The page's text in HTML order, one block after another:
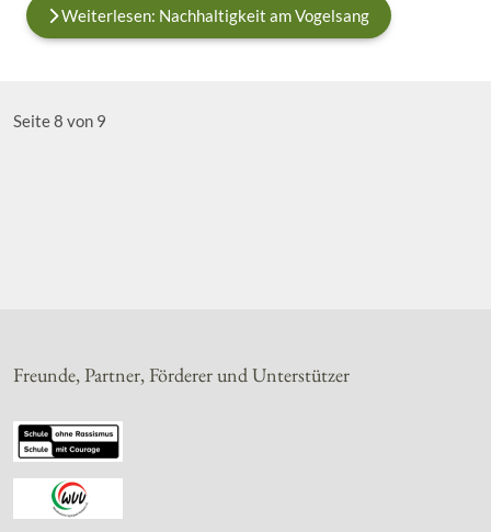
Weiterlesen: Nachhaltigkeit am Vogelsang
Seite 8 von 9
Freunde, Partner, Förderer und Unterstützer